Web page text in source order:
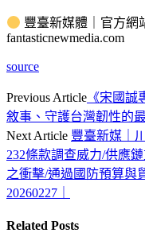
豐臺新媒體｜官方網
fantasticnewmedia.com
source
Previous Article 《宋國
敘事、守護台灣韌性的
Next Article 豐臺新媒｜
232條款調查威力/供應
之衝擊/通過國防預算與
20260227｜
Related Posts